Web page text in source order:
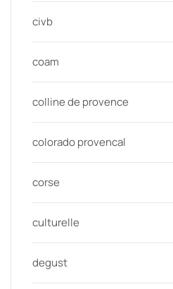
civb
coam
colline de provence
colorado provencal
corse
culturelle
degust